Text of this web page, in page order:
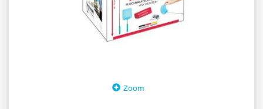
Zoom